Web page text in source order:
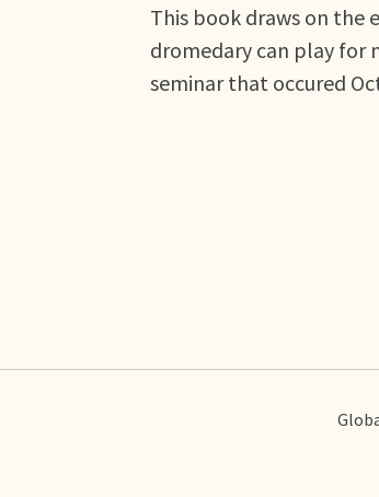
This book draws on the
dromedary can play for
seminar that occured